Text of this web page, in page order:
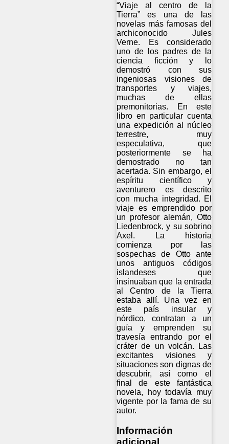
“Viaje al centro de la
Tierra” es una de las
novelas más famosas del
archiconocido Jules
Verne. Es considerado
uno de los padres de la
ciencia ficción y lo
demostró con sus
ingeniosas visiones de
transportes y viajes,
muchas de ellas
premonitorias. En este
libro en particular cuenta
una expedición al núcleo
terrestre, muy
especulativa, que
posteriormente se ha
demostrado no tan
acertada. Sin embargo, el
espíritu científico y
aventurero es descrito
con mucha integridad. El
viaje es emprendido por
un profesor alemán, Otto
Liedenbrock, y su sobrino
Axel. La historia
comienza por las
sospechas de Otto ante
unos antiguos códigos
islandeses que
insinuaban que la entrada
al Centro de la Tierra
estaba allí. Una vez en
este país insular y
nórdico, contratan a un
guía y emprenden su
travesía entrando por el
cráter de un volcán. Las
excitantes visiones y
situaciones son dignas de
descubrir, así como el
final de este fantástica
novela, hoy todavía muy
vigente por la fama de su
autor.
Información
adicional